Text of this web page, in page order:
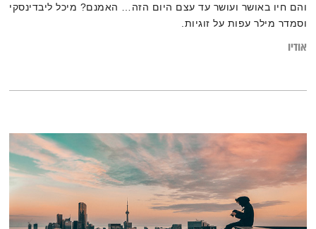
והם חיו באושר ועושר עד עצם היום הזה… האמנם? מיכל ליבדינסקי
וסמדר מילר עפות על זוגיות.
אודיו